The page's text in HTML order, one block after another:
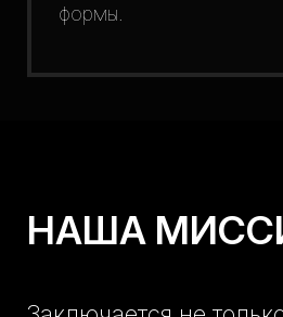
формы.
НАША